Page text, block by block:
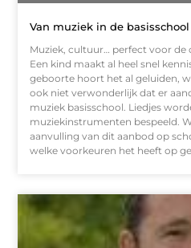
Van muziek in de
Muziek, cultuur… perfect voor
Een kind maakt al heel snel
geboorte hoort het al geluiden,
ook niet verwonderlijk dat er
muziek basisschool. Liedjes
muziekinstrumenten bespeeld.
aanvulling van dit aanbod op
welke voorkeuren het heeft op